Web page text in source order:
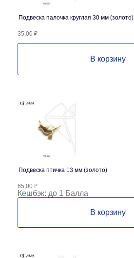
Подвеска палочка круглая 30 мм (золото)
35,00 ₽
В корзину
Подвеска птичка 13 мм (золото)
65,00 ₽
Кешбэк: до 1 Балла
В корзину